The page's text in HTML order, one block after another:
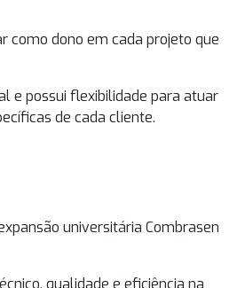
como dono em cada projeto que
e possui flexibilidade para atuar
de cada cliente.
universitária Combrasen
qualidade e eficiência na